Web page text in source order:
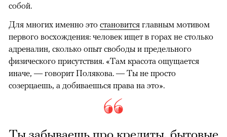
собой.
Для многих именно это становится главным мотивом
первого восхождения: человек ищет в горах не столько
адреналин, сколько опыт свободы и предельного
физического присутствия. «Там красота ощущается
иначе, — говорит Полякова. — Ты не просто
созерцаешь, а добиваешься права на это».